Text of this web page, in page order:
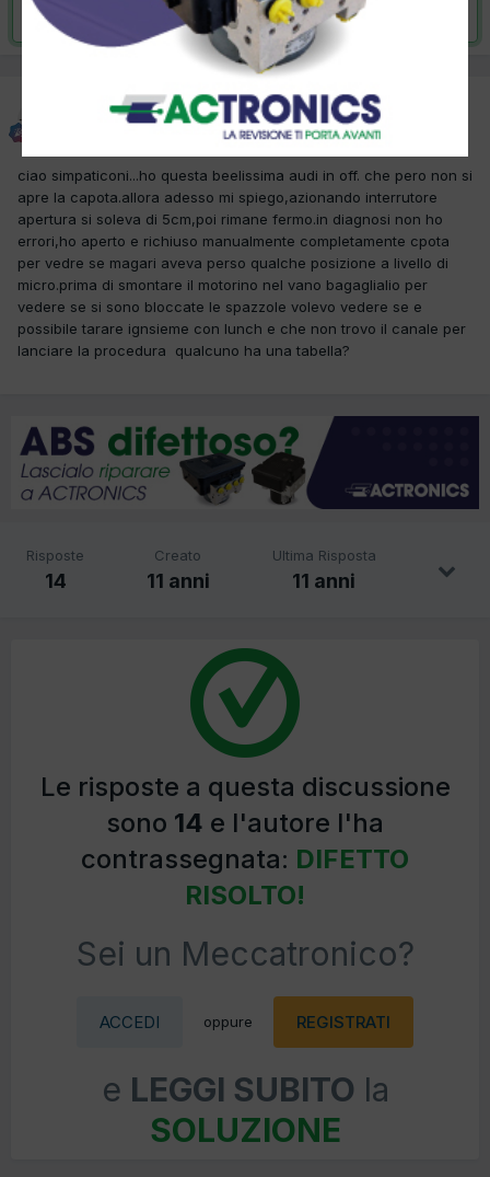
Risolta da il re dei irni,26 Giugno 2015
il re dei irni
24 Giugno 2015
ciao simpaticoni...ho questa beelissima audi in off. che pero non si
apre la capota.allora adesso mi spiego,azionando interrutore
apertura si soleva di 5cm,poi rimane fermo.in diagnosi non ho
errori,ho aperto e richiuso manualmente completamente cpota
per vedre se magari aveva perso qualche posizione a livello di
micro.prima di smontare il motorino nel vano bagaglialio per
vedere se si sono bloccate le spazzole volevo vedere se e
possibile tarare ignsieme con lunch e che non trovo il canale per
lanciare la procedura qualcuno ha una tabella?
Risposte
14
Creato
11 anni
Ultima Risposta
11 anni
Le risposte a questa discussione
sono 14 e l'autore l'ha
contrassegnata: DIFETTO
RISOLTO!
Sei un Meccatronico?
ACCEDI oppure REGISTRATI
e LEGGI SUBITO la
SOLUZIONE